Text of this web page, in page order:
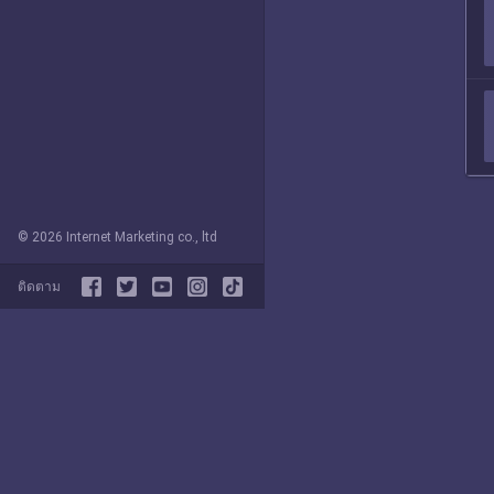
© 2026 Internet Marketing co., ltd
ติดตาม